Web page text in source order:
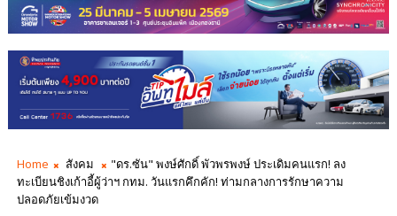
Home สังคม
"ดร.ซัน" พงษ์ศักดิ์ พัวพรพงษ์ ประเดิมคนแรก! ลง
ทะเบียนชิงเก้าอี้ผู้ว่าฯ กทม. วันแรกคึกคัก! ท่ามกลางการรักษาความ
ปลอดภัยเข้มงวด